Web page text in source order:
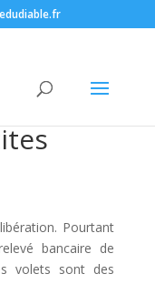
Pourtant
bancaire de
volets sont des